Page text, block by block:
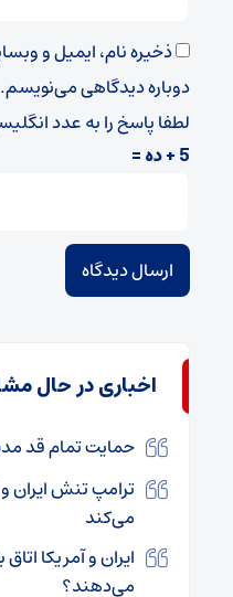
ذخیره نام، ایمیل و
دوباره دیدگاهی می‌نویسم.
لطفا پاسخ را به عدد
5 + ده =
اخباری در حال
حمایت تمام قد
ترامپ تنش ایران و
می‌کند
ایران و آمریکا
می‌دهند؟